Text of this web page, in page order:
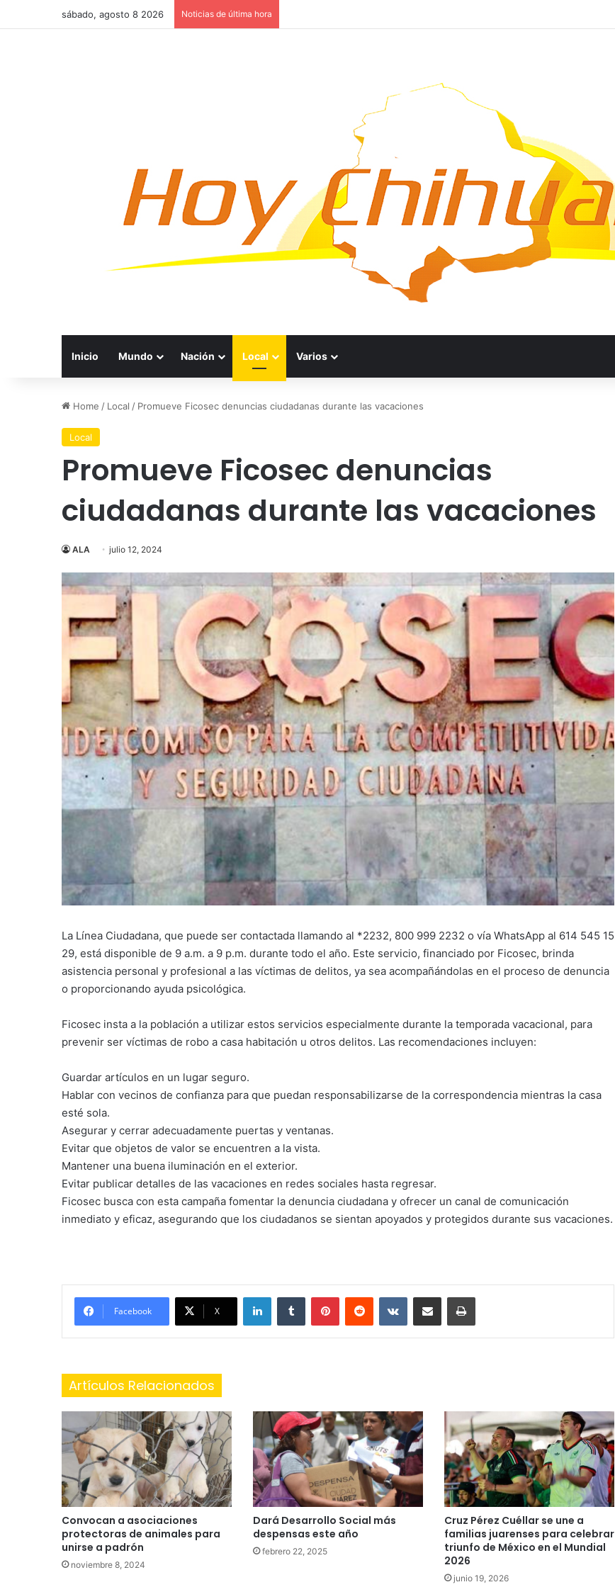
sábado, agosto 8 2026 Noticias de última hora
Inicio Mundo Nación Local Varios
Home / Local / Promueve Ficosec denuncias ciudadanas durante las vacaciones
Local
Promueve Ficosec denuncias
ciudadanas durante las vacaciones
ALA julio 12, 2024
La Línea Ciudadana, que puede ser contactada llamando al *2232, 800 999 2232 o vía WhatsApp al 614 545 15
29, está disponible de 9 a.m. a 9 p.m. durante todo el año. Este servicio, financiado por Ficosec, brinda
asistencia personal y profesional a las víctimas de delitos, ya sea acompañándolas en el proceso de denuncia
o proporcionando ayuda psicológica.
Ficosec insta a la población a utilizar estos servicios especialmente durante la temporada vacacional, para
prevenir ser víctimas de robo a casa habitación u otros delitos. Las recomendaciones incluyen:
Guardar artículos en un lugar seguro.
Hablar con vecinos de confianza para que puedan responsabilizarse de la correspondencia mientras la casa
esté sola.
Asegurar y cerrar adecuadamente puertas y ventanas.
Evitar que objetos de valor se encuentren a la vista.
Mantener una buena iluminación en el exterior.
Evitar publicar detalles de las vacaciones en redes sociales hasta regresar.
Ficosec busca con esta campaña fomentar la denuncia ciudadana y ofrecer un canal de comunicación
inmediato y eficaz, asegurando que los ciudadanos se sientan apoyados y protegidos durante sus vacaciones.
Facebook X
LinkedInTumblr PinterestReddit VKontakteShare via Email Print
Artículos Relacionados
Convocan a asociaciones
protectoras de animales para
unirse a padrón
noviembre 8, 2024
Dará Desarrollo Social más
despensas este año
febrero 22, 2025
Cruz Pérez Cuéllar se une a
familias juarenses para celebrar
triunfo de México en el Mundial
2026
junio 19, 2026